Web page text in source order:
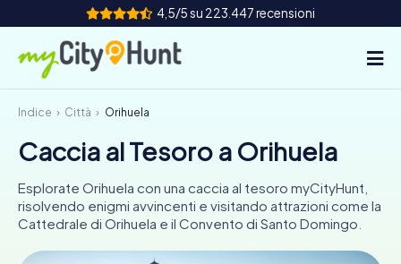
4,5/5 su 223.447 recensioni
Come funziona
Città
Tour
Indice Città Orihuela
Caccia al Tesoro a Orihuela
Esplorate Orihuela con una caccia al tesoro myCityHunt,
risolvendo enigmi avvincenti e visitando attrazioni come la
Cattedrale di Orihuela e il Convento di Santo Domingo.